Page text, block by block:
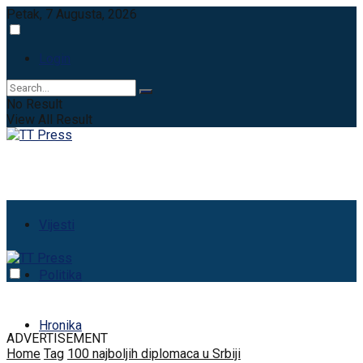
Petak, 7 Augusta, 2026
Login
No Result
View All Result
Vijesti
Politika
Hronika
ADVERTISEMENT
Home Tag 100 najboljih diplomaca u Srbiji